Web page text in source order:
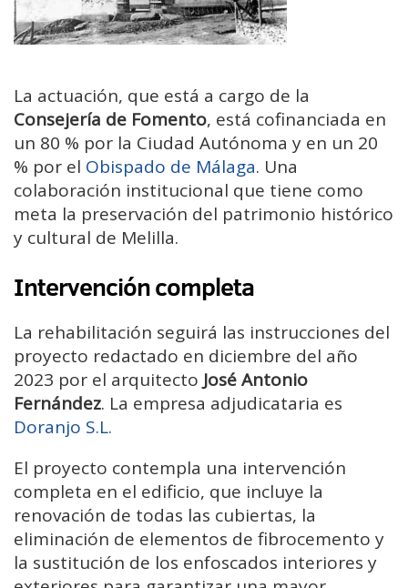
La actuación, que está a cargo de la
Consejería de Fomento, está cofinanciada en
un 80 % por la Ciudad Autónoma y en un 20
% por el Obispado de Málaga. Una
colaboración institucional que tiene como
meta la preservación del patrimonio histórico
y cultural de Melilla.
Intervención completa
La rehabilitación seguirá las instrucciones del
proyecto redactado en diciembre del año
2023 por el arquitecto José Antonio
Fernández. La empresa adjudicataria es
Doranjo S.L.
El proyecto contempla una intervención
completa en el edificio, que incluye la
renovación de todas las cubiertas, la
eliminación de elementos de fibrocemento y
la sustitución de los enfoscados interiores y